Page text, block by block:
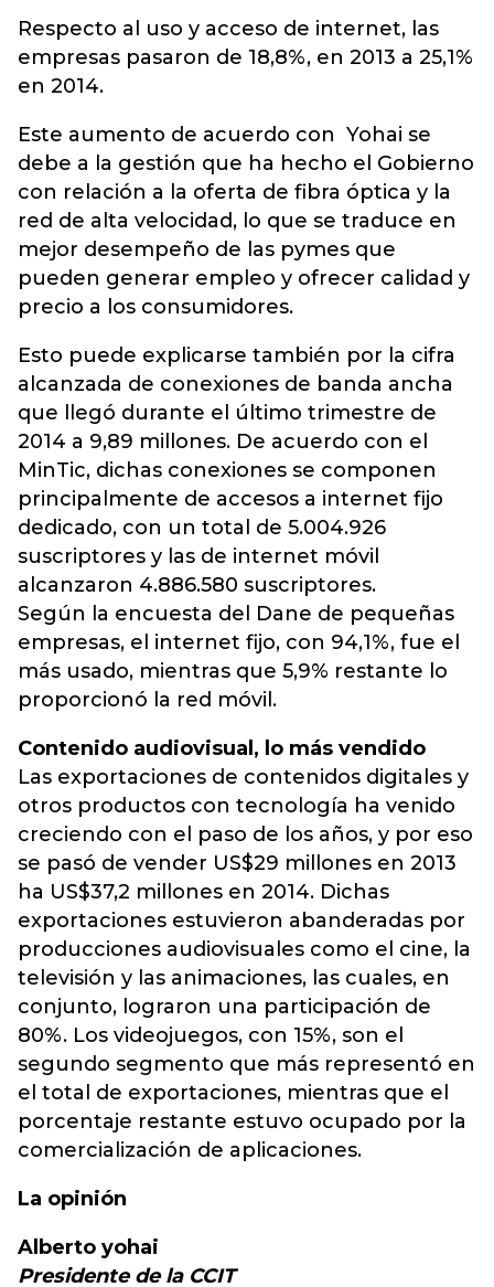
Respecto al uso y acceso de internet, las
empresas pasaron de 18,8%, en 2013 a 25,1%
en 2014.
Este aumento de acuerdo con Yohai se
debe a la gestión que ha hecho el Gobierno
con relación a la oferta de fibra óptica y la
red de alta velocidad, lo que se traduce en
mejor desempeño de las pymes que
pueden generar empleo y ofrecer calidad y
precio a los consumidores.
Esto puede explicarse también por la cifra
alcanzada de conexiones de banda ancha
que llegó durante el último trimestre de
2014 a 9,89 millones. De acuerdo con el
MinTic, dichas conexiones se componen
principalmente de accesos a internet fijo
dedicado, con un total de 5.004.926
suscriptores y las de internet móvil
alcanzaron 4.886.580 suscriptores.
Según la encuesta del Dane de pequeñas
empresas, el internet fijo, con 94,1%, fue el
más usado, mientras que 5,9% restante lo
proporcionó la red móvil.
Contenido audiovisual, lo más vendido
Las exportaciones de contenidos digitales y
otros productos con tecnología ha venido
creciendo con el paso de los años, y por eso
se pasó de vender US$29 millones en 2013
ha US$37,2 millones en 2014. Dichas
exportaciones estuvieron abanderadas por
producciones audiovisuales como el cine, la
televisión y las animaciones, las cuales, en
conjunto, lograron una participación de
80%. Los videojuegos, con 15%, son el
segundo segmento que más representó en
el total de exportaciones, mientras que el
porcentaje restante estuvo ocupado por la
comercialización de aplicaciones.
La opinión
Alberto yohai
Presidente de la CCIT